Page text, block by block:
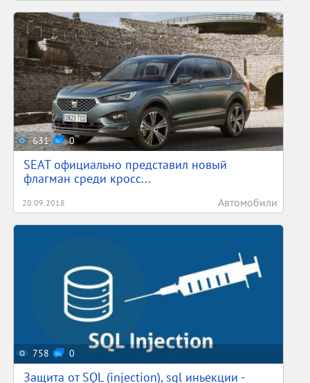
631 0
SEAT официально представил новый
флагман среди кросс...
20.09.2018 Автомобили
758 0
Защита от SQL (injection), sql иньекции -